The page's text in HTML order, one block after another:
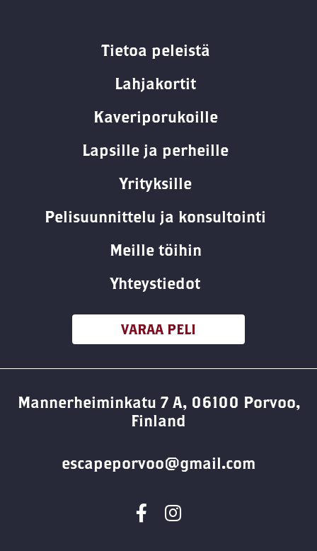
Tietoa peleistä
Lahjakortit
Kaveriporukoille
Lapsille ja perheille
Yrityksille
Pelisuunnittelu ja konsultointi
Meille töihin
Yhteystiedot
VARAA PELI
Mannerheiminkatu 7 A, 06100 Porvoo,
Finland
escapeporvoo@gmail.com